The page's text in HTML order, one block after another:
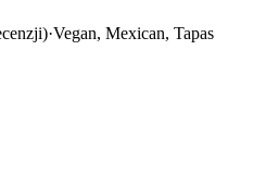
)·Vegan, Mexican, Tapas